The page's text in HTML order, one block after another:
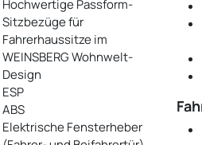
Hochwertige Passform-
Sitzbezüge für
Fahrerhaussitze im
WEINSBERG Wohnwelt-
Design
ESP
ABS
Elektrische Fensterheber